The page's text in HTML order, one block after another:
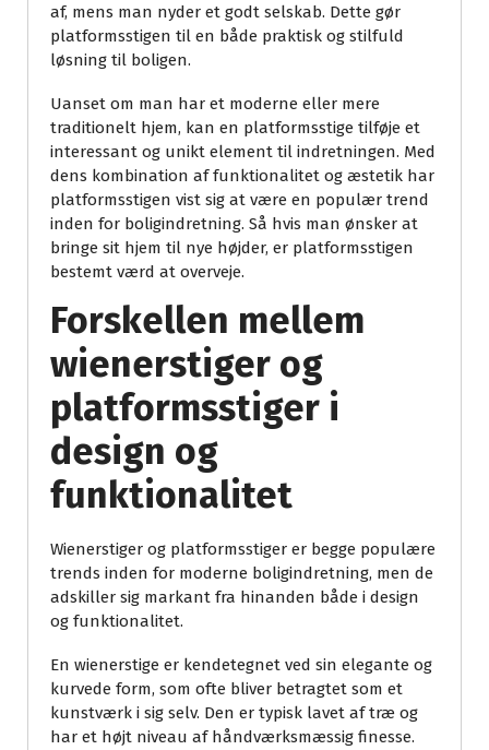
af, mens man nyder et godt selskab. Dette gør
platformsstigen til en både praktisk og stilfuld
løsning til boligen.
Uanset om man har et moderne eller mere
traditionelt hjem, kan en platformsstige tilføje et
interessant og unikt element til indretningen. Med
dens kombination af funktionalitet og æstetik har
platformsstigen vist sig at være en populær trend
inden for boligindretning. Så hvis man ønsker at
bringe sit hjem til nye højder, er platformsstigen
bestemt værd at overveje.
Forskellen mellem
wienerstiger og
platformsstiger i
design og
funktionalitet
Wienerstiger og platformsstiger er begge populære
trends inden for moderne boligindretning, men de
adskiller sig markant fra hinanden både i design
og funktionalitet.
En wienerstige er kendetegnet ved sin elegante og
kurvede form, som ofte bliver betragtet som et
kunstværk i sig selv. Den er typisk lavet af træ og
har et højt niveau af håndværksmæssig finesse.